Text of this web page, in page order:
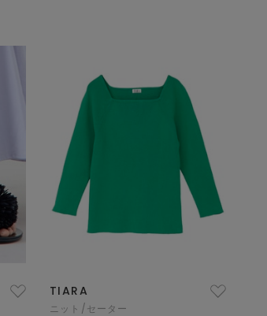
TIARA
ニット/セーター